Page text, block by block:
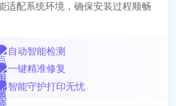
适配系统环境，确保安装过程顺畅
自动智能检测
一键精准修复
智能守护打印无忧